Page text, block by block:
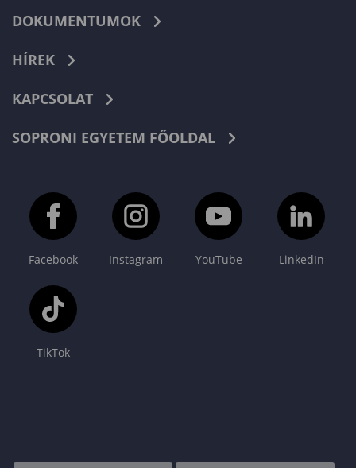
DOKUMENTUMOK
HÍREK
KAPCSOLAT
SOPRONI EGYETEM FŐOLDAL
Facebook Instagram YouTube LinkedIn
TikTok